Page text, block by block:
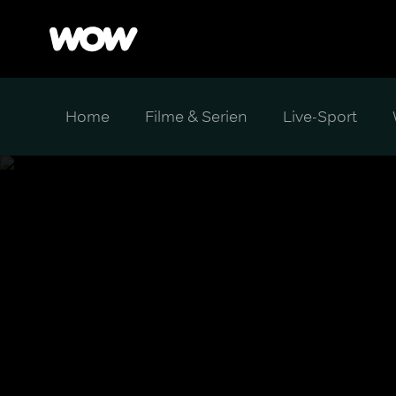
Home Filme & Serien Live-Sport